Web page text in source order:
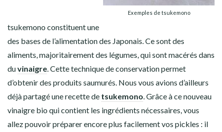
Exemples de tsukemono
tsukemono constituent une
des bases de l’alimentation des Japonais. Ce sont des
aliments, majoritairement des légumes, qui sont macérés dans
duvinaigre . Cette technique de conservation permet
d’obtenir des produits saumurés. Nous vous avions d’ailleurs
déjà partagé une recette de tsukemono . Grâce à ce nouveau
vinaigre bio qui contient les ingrédients nécessaires, vous
allez pouvoir préparer encore plus facilement vos pickles : il